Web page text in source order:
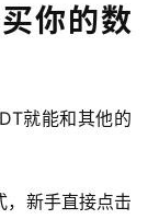
你的数
就能和其他的
，新手直接点击